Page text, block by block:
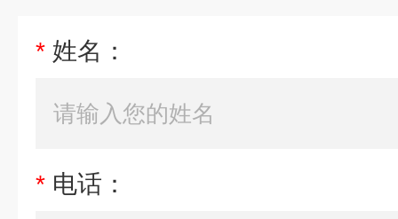
* 姓名：
* 电话：